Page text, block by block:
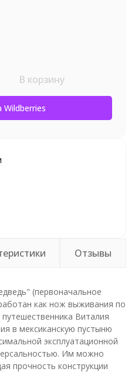
В корзину
Wildberries
Отзывы
(первоначальное
как нож выживания по
Виталия
в мексиканскую пустыню
эксплуатационной
Им можно
прочность конструкции